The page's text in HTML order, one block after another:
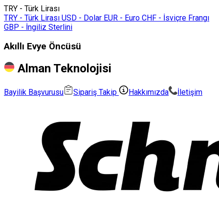
TRY - Türk Lirası
TRY - Türk Lirası USD - Dolar EUR - Euro CHF - İsviçre Frangı
GBP - İngiliz Sterlini
Akıllı Evye Öncüsü
Alman Teknolojisi
Bayilik Başvurusu Sipariş Takip Hakkımızda İletişim